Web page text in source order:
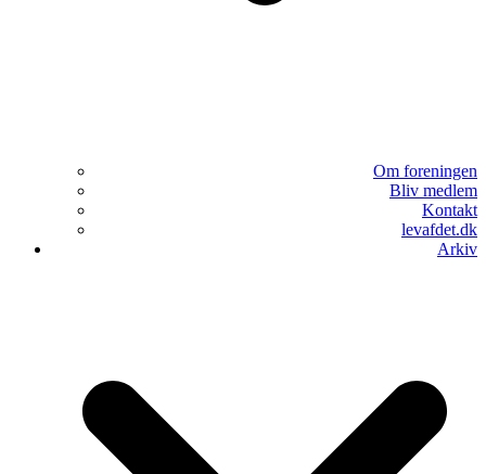
Om foreningen
Bliv medlem
Kontakt
levafdet.dk
Arkiv